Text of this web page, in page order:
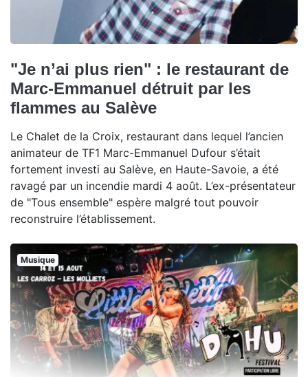
"Je n’ai plus rien" : le restaurant de
Marc-Emmanuel détruit par les
flammes au Salève
Le Chalet de la Croix, restaurant dans lequel l’ancien
animateur de TF1 Marc-Emmanuel Dufour s’était
fortement investi au Salève, en Haute-Savoie, a été
ravagé par un incendie mardi 4 août. L’ex-présentateur
de "Tous ensemble" espère malgré tout pouvoir
reconstruire l’établissement.
Musique